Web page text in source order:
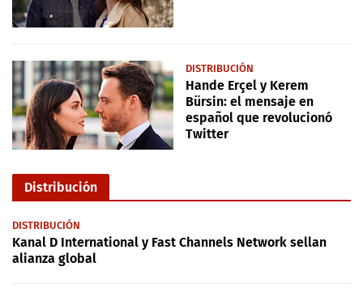
DISTRIBUCIÓN
Hande Erçel y Kerem
Bürsin: el mensaje en
español que revolucionó
Twitter
Distribución
DISTRIBUCIÓN
Kanal D International y Fast Channels Network sellan
alianza global